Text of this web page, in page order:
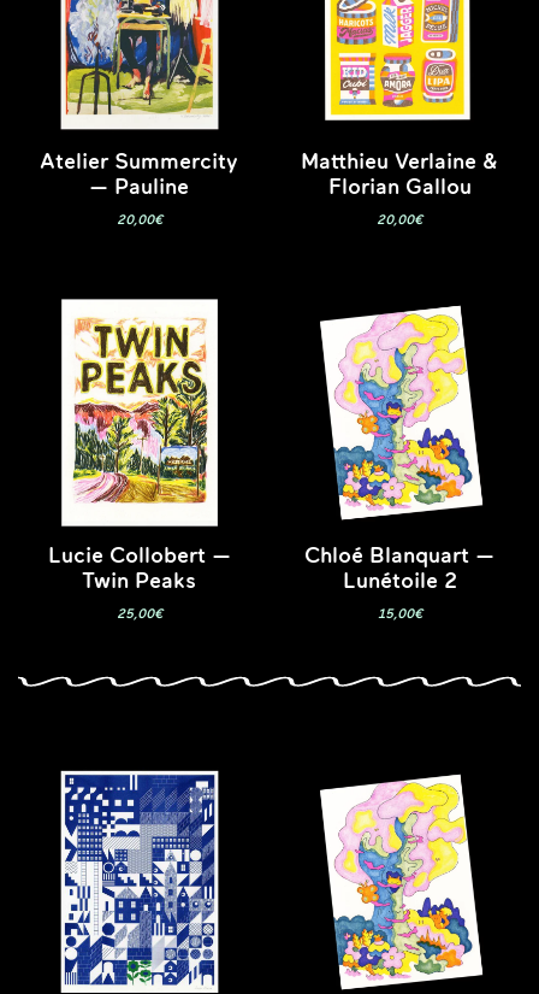
Atelier Summercity
— Pauline
20,00€
Matthieu Verlaine &
Florian Gallou
20,00€
Lucie Collobert —
Twin Peaks
25,00€
Chloé Blanquart —
Lunétoile 2
15,00€